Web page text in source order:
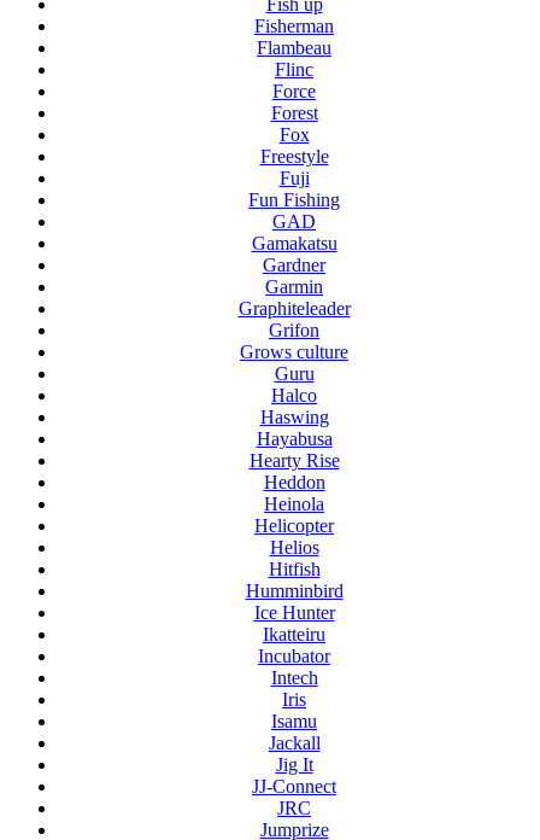
Fisherman
Flambeau
Flinc
Force
Forest
Fox
Freestyle
Fuji
Fun Fishing
GAD
Gamakatsu
Gardner
Garmin
Graphiteleader
Grifon
Grows culture
Guru
Halco
Haswing
Hayabusa
Hearty Rise
Heddon
Heinola
Helicopter
Helios
Hitfish
Humminbird
Ice Hunter
Ikatteiru
Incubator
Intech
Iris
Isamu
Jackall
Jig It
JJ-Connect
JRC
Jumprize